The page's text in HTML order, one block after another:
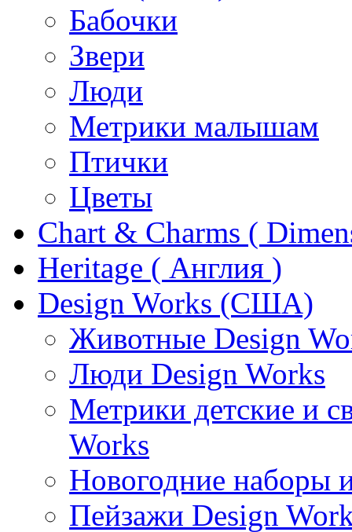
Бабочки
Звери
Люди
Метрики малышам
Птички
Цветы
Chart & Charms (
Heritage ( Англия )
Design Works (США)
Животные Design
Люди Design Works
Метрики детские и
Works
Новогодние наборы
Пейзажи Design